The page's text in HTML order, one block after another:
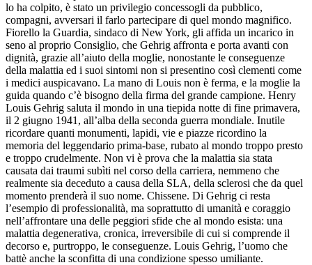
lo ha colpito, è stato un privilegio concessogli da pubblico,
compagni, avversari il farlo partecipare di quel mondo magnifico.
Fiorello la Guardia, sindaco di New York, gli affida un incarico in
seno al proprio Consiglio, che Gehrig affronta e porta avanti con
dignità, grazie all’aiuto della moglie, nonostante le conseguenze
della malattia ed i suoi sintomi non si presentino così clementi come
i medici auspicavano. La mano di Louis non è ferma, e la moglie la
guida quando c’è bisogno della firma del grande campione. Henry
Louis Gehrig saluta il mondo in una tiepida notte di fine primavera,
il 2 giugno 1941, all’alba della seconda guerra mondiale. Inutile
ricordare quanti monumenti, lapidi, vie e piazze ricordino la
memoria del leggendario prima-base, rubato al mondo troppo presto
e troppo crudelmente. Non vi è prova che la malattia sia stata
causata dai traumi subìti nel corso della carriera, nemmeno che
realmente sia deceduto a causa della SLA, della sclerosi che da quel
momento prenderà il suo nome. Chissene. Di Gehrig ci resta
l’esempio di professionalità, ma soprattutto di umanità e coraggio
nell’affrontare una delle peggiori sfide che al mondo esista: una
malattia degenerativa, cronica, irreversibile di cui si comprende il
decorso e, purtroppo, le conseguenze. Louis Gehrig, l’uomo che
battè anche la sconfitta di una condizione spesso umiliante.